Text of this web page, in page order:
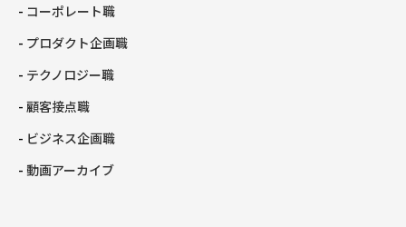
コーポレート職
プロダクト企画職
テクノロジー職
顧客接点職
ビジネス企画職
動画アーカイブ